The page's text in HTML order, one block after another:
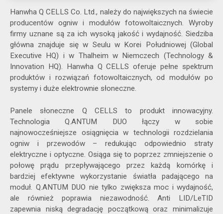
Hanwha Q CELLS Co. Ltd., należy do największych na świecie
producentów ogniw i modułów fotowoltaicznych. Wyroby
firmy uznane są za ich wysoką jakość i wydajność. Siedziba
główna znajduje się w Seulu w Korei Południowej (Global
Executive HQ) i w Thalheim w Niemczech (Technology &
Innovation HQ). Hanwha Q CELLS oferuje pełne spektrum
produktów i rozwiązań fotowoltaicznych, od modułów po
systemy i duże elektrownie słoneczne.
Panele słoneczne Q CELLS to produkt innowacyjny.
Technologia Q.ANTUM DUO łączy w sobie
najnowocześniejsze osiągnięcia w technologii rozdzielania
ogniw i przewodów – redukując odpowiednio straty
elektryczne i optyczne. Osiąga się to poprzez zmniejszenie o
połowę prądu przepływającego przez każdą komórkę i
bardziej efektywne wykorzystanie światła padającego na
moduł. Q.ANTUM DUO nie tylko zwiększa moc i wydajność,
ale również poprawia niezawodność. Anti LID/LeTID
zapewnia niską degradację początkową oraz minimalizuje